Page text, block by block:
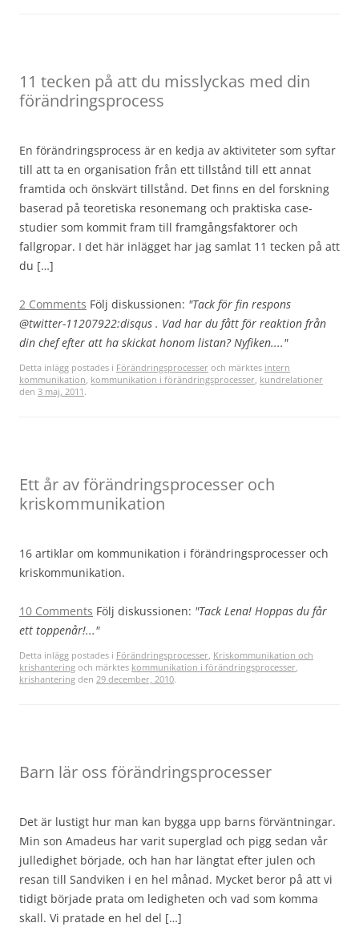
11 tecken på att du misslyckas med din
förändringsprocess
En förändringsprocess är en kedja av aktiviteter som syftar
till att ta en organisation från ett tillstånd till ett annat
framtida och önskvärt tillstånd. Det finns en del forskning
baserad på teoretiska resonemang och praktiska case-
studier som kommit fram till framgångsfaktorer och
fallgropar. I det här inlägget har jag samlat 11 tecken på att
du […]
2 Comments Följ diskussionen: "Tack för fin respons
@twitter-11207922:disqus . Vad har du fått för reaktion från
din chef efter att ha skickat honom listan? Nyfiken...."
Detta inlägg postades i Förändringsprocesser och märktes intern
kommunikation, kommunikation i förändringsprocesser, kundrelationer
den 3 maj, 2011 .
Ett år av förändringsprocesser och
kriskommunikation
16 artiklar om kommunikation i förändringsprocesser och
kriskommunikation.
10 Comments Följ diskussionen: "Tack Lena! Hoppas du får
ett toppenår!..."
Detta inlägg postades i Förändringsprocesser, Kriskommunikation och
krishantering och märktes kommunikation i förändringsprocesser,
krishantering den 29 december, 2010.
Barn lär oss förändringsprocesser
Det är lustigt hur man kan bygga upp barns förväntningar.
Min son Amadeus har varit superglad och pigg sedan vår
julledighet började, och han har längtat efter julen och
resan till Sandviken i en hel månad. Mycket beror på att vi
tidigt började prata om ledigheten och vad som komma
skall. Vi pratade en hel del […]